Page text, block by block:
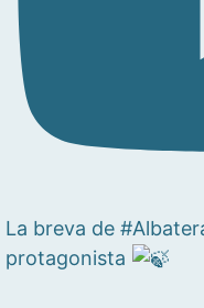
La breva de
protagonista